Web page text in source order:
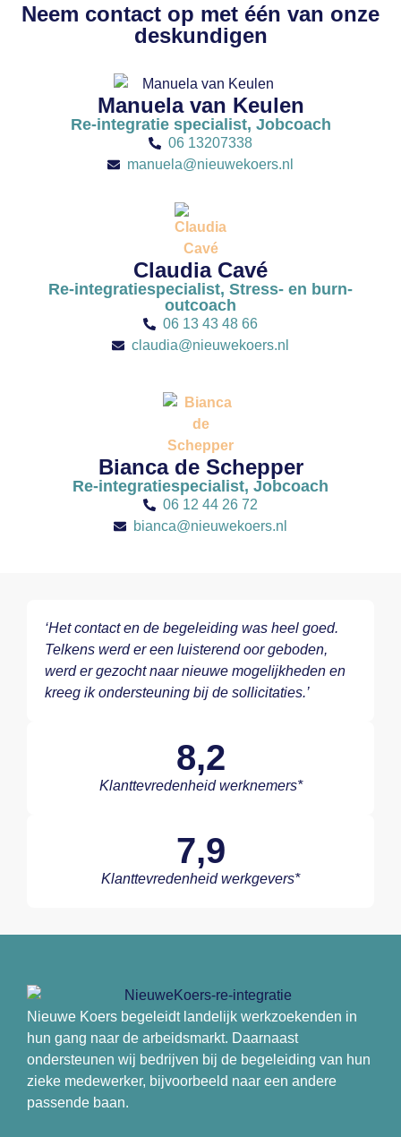
Neem contact op met één van onze
deskundigen
Manuela van Keulen
Re-integratie specialist, Jobcoach
06 13207338
manuela@nieuwekoers.nl
Claudia Cavé
Re-integratiespecialist, Stress- en burn-
outcoach
06 13 43 48 66
claudia@nieuwekoers.nl
Bianca de Schepper
Re-integratiespecialist, Jobcoach
06 12 44 26 72
bianca@nieuwekoers.nl
‘Het contact en de begeleiding was heel goed.
Telkens werd er een luisterend oor geboden,
werd er gezocht naar nieuwe mogelijkheden en
kreeg ik ondersteuning bij de sollicitaties.’
8,2
Klanttevredenheid werknemers*
7,9
Klanttevredenheid werkgevers*
Nieuwe Koers begeleidt landelijk werkzoekenden in
hun gang naar de arbeidsmarkt. Daarnaast
ondersteunen wij bedrijven bij de begeleiding van hun
zieke medewerker, bijvoorbeeld naar een andere
passende baan.